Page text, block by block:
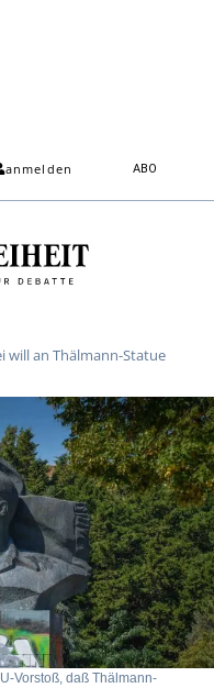
anmelden ABO
will an Thälmann-Statue
Vorstoß, daß Thälmann-